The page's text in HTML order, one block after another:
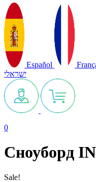
Español
ישראלי
0
Сноуборд
Sale!